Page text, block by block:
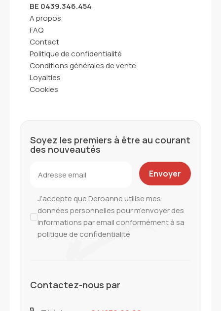
BE 0439.346.454
A propos
FAQ
Contact
Politique de confidentialité
Conditions générales de vente
Loyalties
Cookies
Soyez les premiers à être au courant
des nouveautés
J’accepte que Deroanne utilise mes
données personnelles pour m’envoyer des
informations par email conformément à sa
politique de confidentialité
Contactez-nous par